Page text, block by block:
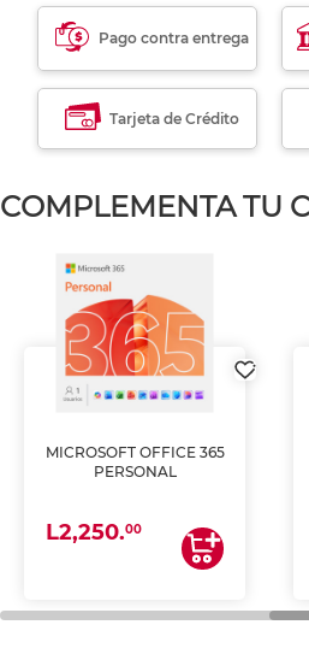
Pago contra entrega
Tarjeta de Crédito
COMPLEMENTA TU
MICROSOFT OFFICE 365
PERSONAL
L2,250.00